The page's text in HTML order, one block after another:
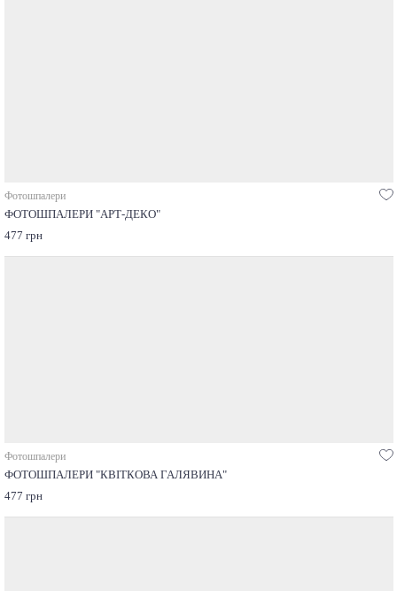
Фотошпалери
ФОТОШПАЛЕРИ "АРТ-ДЕКО"
477 грн
Фотошпалери
ФОТОШПАЛЕРИ "КВІТКОВА ГАЛЯВИНА"
477 грн